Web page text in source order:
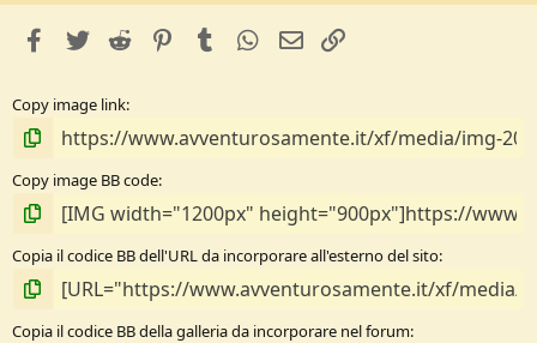
facebookTwitterReddit PinterestTumblrWhatsApp
e-mail
Copy image link
Copy image BB code
Copia il codice BB dell'URL da incorporare all'esterno del sito
Copia il codice BB della galleria da incorporare nel forum